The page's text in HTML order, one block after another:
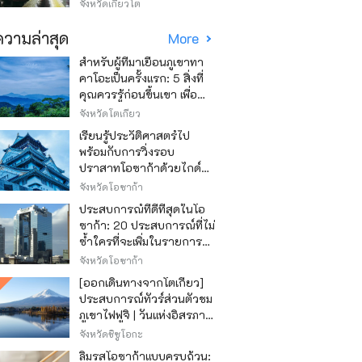
จังหวัดเกียวโต
ามล่าสุด More
สำหรับผู้ที่มาเยือนภูเขาทา
คาโอะเป็นครั้งแรก: 5 สิ่งที่
คุณควรรู้ก่อนขึ้นเขา เพื่อ
ให้การปีนเขาเป็นไปอย่าง
สนุกสนาน
จังหวัดโตเกียว
เรียนรู้ประวัติศาสตร์ไป
พร้อมกับการวิ่งรอบ
ปราสาทโอซาก้าด้วยไกด์
เสียง "วิ่ง วิ่ง เรียนรู้"
จังหวัดโอซาก้า
ประสบการณ์ที่ดีที่สุดในโอ
ซาก้า: 20 ประสบการณ์ที่ไม่
ซ้ำใครที่จะเพิ่มในรายการสิ่ง
ที่อยากทำในการเดินทาง
ของคุณ
จังหวัดโอซาก้า
[ออกเดินทางจากโตเกียว]
ประสบการณ์ทัวร์ส่วนตัวชม
ภูเขาไฟฟูจิ | วันแห่งอิสรภาพ
สุดหรู
จังหวัดชิซูโอกะ
ลิ้มรสโอซาก้าแบบครบถ้วน: